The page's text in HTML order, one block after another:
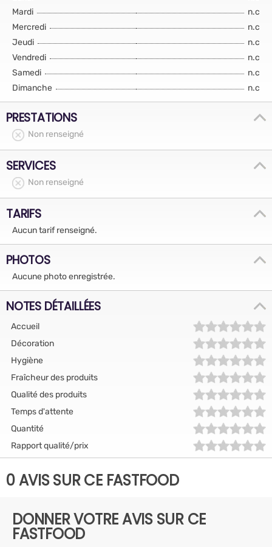
Mardi
n.c
Mercredi
n.c
Jeudi
n.c
Vendredi
n.c
Samedi
n.c
Dimanche
n.c
PRESTATIONS
Non renseigné
SERVICES
Non renseigné
TARIFS
Aucun tarif renseigné.
PHOTOS
Aucune photo enregistrée.
NOTES DÉTAILLÉES
Accueil
Décoration
Hygiène
Fraîcheur des produits
Qualité des produits
Temps d'attente
Quantité
Rapport qualité/prix
0 AVIS SUR CE FASTFOOD
DONNER VOTRE AVIS SUR CE
FASTFOOD